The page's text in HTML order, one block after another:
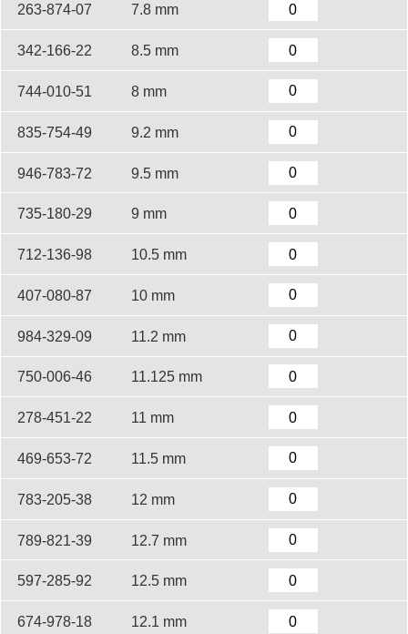
263-874-07 7.8 mm
342-166-22 8.5 mm
744-010-51 8 mm
835-754-49 9.2 mm
946-783-72 9.5 mm
735-180-29 9 mm
712-136-98 10.5 mm
407-080-87 10 mm
984-329-09 11.2 mm
750-006-46 11.125 mm
278-451-22 11 mm
469-653-72 11.5 mm
783-205-38 12 mm
789-821-39 12.7 mm
597-285-92 12.5 mm
674-978-18 12.1 mm